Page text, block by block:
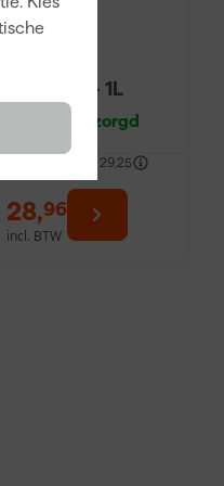
Tuinbeits - 1L
Morgen bezorgd
29,25
28,96
incl. BTW